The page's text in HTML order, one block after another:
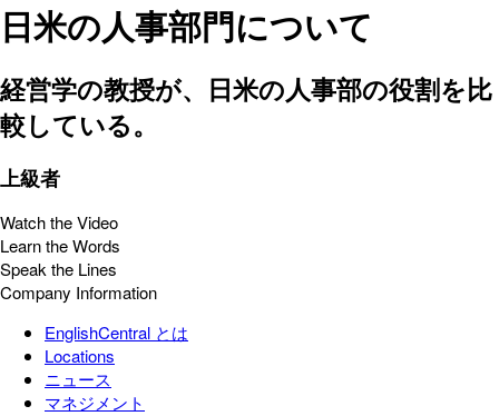
日米の人事部門について
経営学の教授が、日米の人事部の役割を比
較している。
上級者
Watch the Video
Learn the Words
Speak the Lines
Company Information
EnglishCentral とは
Locations
ニュース
マネジメント